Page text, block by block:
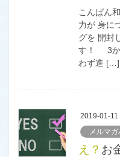
こんばん
力が 身に
グを 開封
す！ 3か
わず進 […]
2019-01-11
メルマ
え？お金のブロックも取れる